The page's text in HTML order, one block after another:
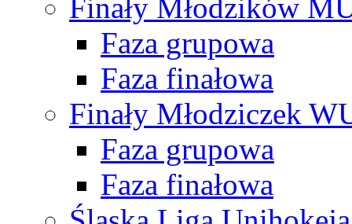
Finały Młodzików
Faza grupowa
Faza finałowa
Finały Młodziczek
Faza grupowa
Faza finałowa